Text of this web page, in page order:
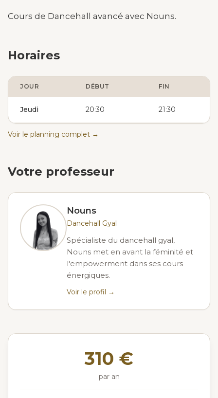
Cours de Dancehall avancé avec Nouns.
Horaires
JOUR DÉBUT FIN
Jeudi 20:30 21:30
Voir le planning complet →
Votre professeur
Nouns
Dancehall Gyal
Spécialiste du dancehall gyal,
Nouns met en avant la féminité et
l'empowerment dans ses cours
énergiques.
Voir le profil →
310 €
par an